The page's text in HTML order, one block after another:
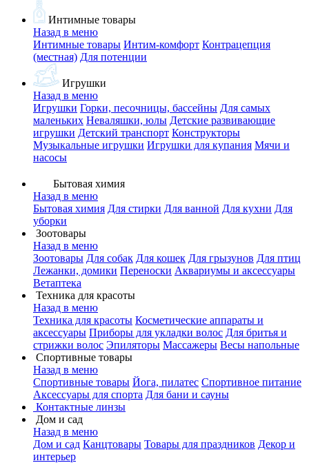
Интимные товары
Назад в меню
Интимные товары Интим-комфорт Контрацепция
(местная) Для потенции
Игрушки
Назад в меню
Игрушки Горки, песочницы, бассейны Для самых
маленьких Неваляшки, юлы Детские развивающие
игрушки Детский транспорт Конструкторы
Музыкальные игрушки Игрушки для купания Мячи и
насосы
Бытовая химия
Назад в меню
Бытовая химия Для стирки Для ванной Для кухни Для
уборки
Зоотовары
Назад в меню
Зоотовары Для собак Для кошек Для грызунов Для птиц
Лежанки, домики Переноски Аквариумы и аксессуары
Ветаптека
Техника для красоты
Назад в меню
Техника для красоты Косметические аппараты и
аксессуары Приборы для укладки волос Для бритья и
стрижки волос Эпиляторы Массажеры Весы напольные
Спортивные товары
Назад в меню
Спортивные товары Йога, пилатес Спортивное питание
Аксессуары для спорта Для бани и сауны
Контактные линзы
Дом и сад
Назад в меню
Дом и сад Канцтовары Товары для праздников Декор и
интерьер